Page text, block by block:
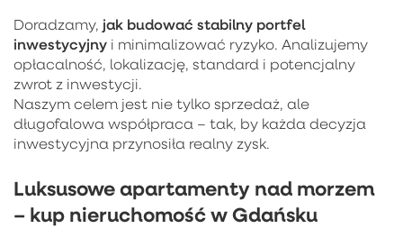
Doradzamy, jak budować stabilny portfel
inwestycyjny i minimalizować ryzyko. Analizujemy
opłacalność, lokalizację, standard i potencjalny
zwrot z inwestycji.
Naszym celem jest nie tylko sprzedaż, ale
długofalowa współpraca – tak, by każda decyzja
inwestycyjna przynosiła realny zysk.
Luksusowe apartamenty nad morzem
– kup nieruchomość w Gdańsku